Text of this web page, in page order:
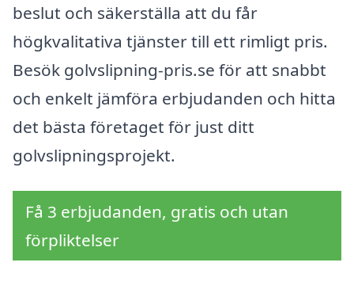
beslut och säkerställa att du får
högkvalitativa tjänster till ett rimligt pris.
Besök golvslipning-pris.se för att snabbt
och enkelt jämföra erbjudanden och hitta
det bästa företaget för just ditt
golvslipningsprojekt.
Få 3 erbjudanden, gratis och utan
förpliktelser